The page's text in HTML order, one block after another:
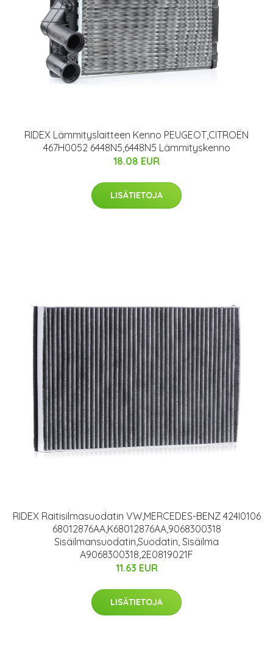
RIDEX Lämmityslaitteen Kenno PEUGEOT,CITROËN
467H0052 6448N5,6448N5 Lämmityskenno
18.08 EUR
LISÄTIETOJA
RIDEX Raitisilmasuodatin VW,MERCEDES-BENZ 424I0106
68012876AA,K68012876AA,9068300318
Sisäilmansuodatin,Suodatin, Sisäilma
A9068300318,2E0819021F
11.63 EUR
LISÄTIETOJA